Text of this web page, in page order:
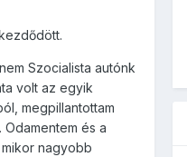
Szocialista autónk
volt az egyik
megpillantottam
és a
nagyobb